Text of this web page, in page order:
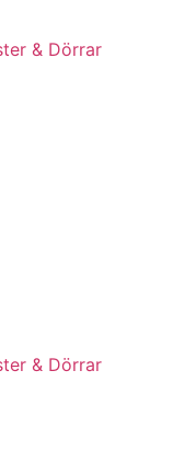
& Dörrar
& Dörrar